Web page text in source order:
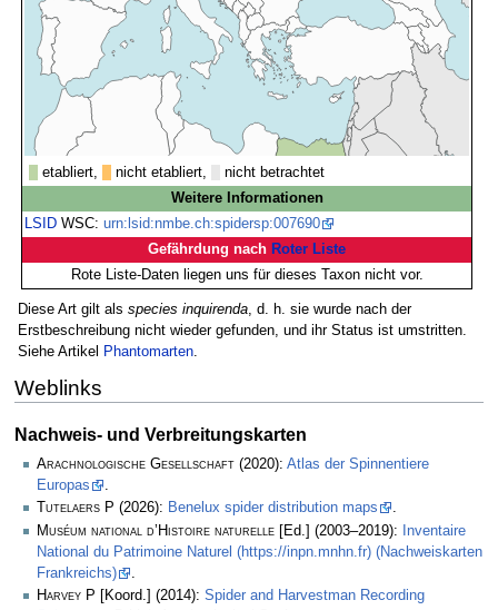
etabliert, nicht etabliert,
nicht betrachtet
Weitere Informationen
LSID WSC:urn:lsid:nmbe.ch:spidersp:007690
Gefährdung nach Roter Liste
Rote Liste-Daten liegen uns für dieses Taxon nicht vor.
Diese Art gilt als species inquirenda, d. h. sie wurde nach der
Erstbeschreibung nicht wieder gefunden, und ihr Status ist umstritten.
Siehe Artikel
Phantomarten.
Weblinks
Nachweis- und Verbreitungskarten
Arachnologische Gesellschaft (2020): Atlas der Spinnentiere
Europas
.
Tutelaers P (2026): Benelux spider distribution maps
.
Muséum national d’Histoire naturelle [Ed.] (2003–2019):
Inventaire
National du Patrimoine Naturel (https://inpn.mnhn.fr) (Nachweiskarten
Frankreichs)
Harvey P [Koord.] (2014): Spider and Harvestman Recording